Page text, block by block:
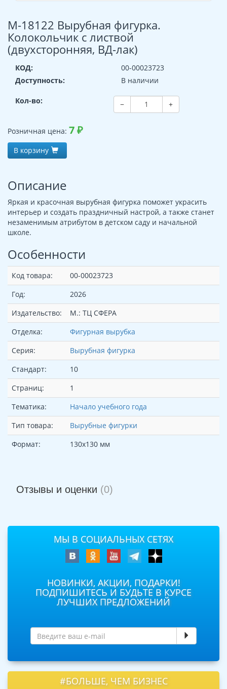
М-18122 Вырубная фигурка.
Колокольчик с листвой
(двухсторонняя, ВД-лак)
КОД:
00-00023723
Доступность:
В наличии
Кол-во: − +
Розничная цена: 7₽
В корзину
Описание
Яркая и красочная вырубная фигурка поможет украсить
интерьер и создать праздничный настрой, а также станет
незаменимым атрибутом в детском саду и начальной
школе.
Особенности
Код товара:
00-00023723
Год:
2026
Издательство:
М.: ТЦ СФЕРА
Отделка:
Фигурная вырубка
Серия:
Вырубная фигурка
Стандарт:
10
Страниц:
1
Тематика:
Начало учебного года
Тип товара:
Вырубные фигурки
Формат:
130х130 мм
Отзывы и оценки (0)
МЫ В СОЦИАЛЬНЫХ СЕТЯХ
НОВИНКИ, АКЦИИ, ПОДАРКИ!
ПОДПИШИТЕСЬ И БУДЬТЕ В КУРСЕ
ЛУЧШИХ ПРЕДЛОЖЕНИЙ
#БОЛЬШЕ, ЧЕМ БИЗНЕС